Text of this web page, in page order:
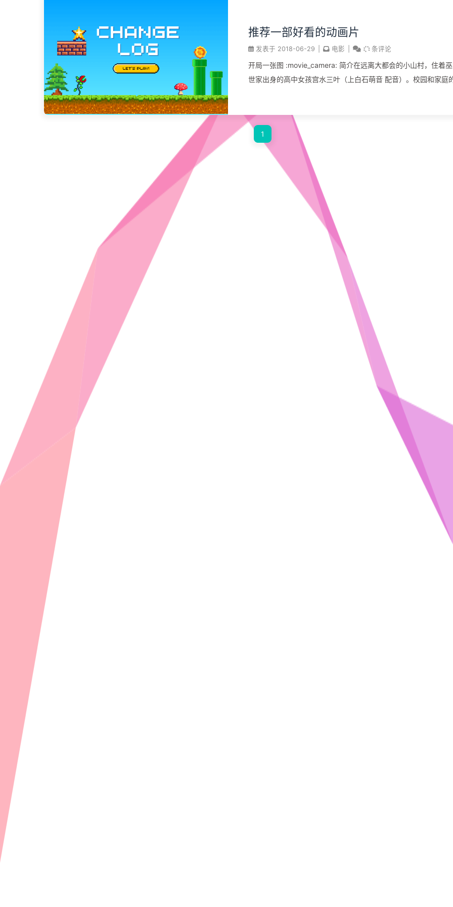
推荐一部好看的动画片
发表于 2018-06-29 电影 条评论
开局一张图 :movie_camera: 简介在远离大都会的小山村，住着
世家出身的高中女孩宫水三叶（上白石萌音 配音）。校园和家庭
男孩。那里有陌生的同学和朋友，有亲切的前辈和繁华的街道，
都是如此诱人而真实。另一方面，住在东京的高中男孩立花泷（
隆之介 配音）则总在梦里来到陌生的小山村，以女孩子的身份过
全新的生活。许是受那颗神秘彗星的影响，立花和三叶在梦中交
身份。他们以他者的角度体验着对方的人生，这期间有愤怒、有
也有暖心。只是两人并不知道，身份交换的背后隐藏着重大而锥
1